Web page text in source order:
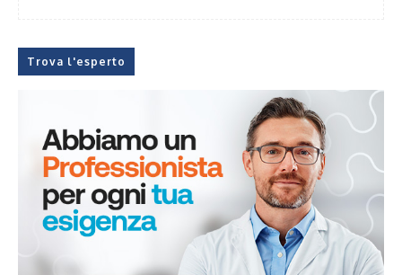
Trova l'esperto